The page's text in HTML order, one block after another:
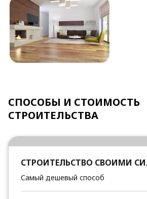
СПОСОБЫ И СТОИМОСТЬ
СТРОИТЕЛЬСТВА
СТРОИТЕЛЬСТВО СВОИМИ
Самый дешевый способ